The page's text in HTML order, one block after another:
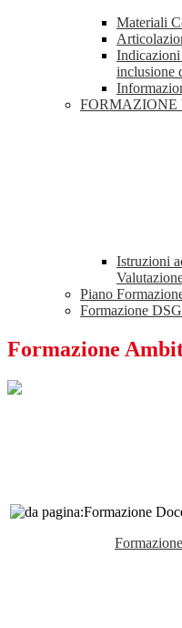
Materiali
inclusione
FORMAZIONE
Istruzioni
Piano
Formazione
Formazione